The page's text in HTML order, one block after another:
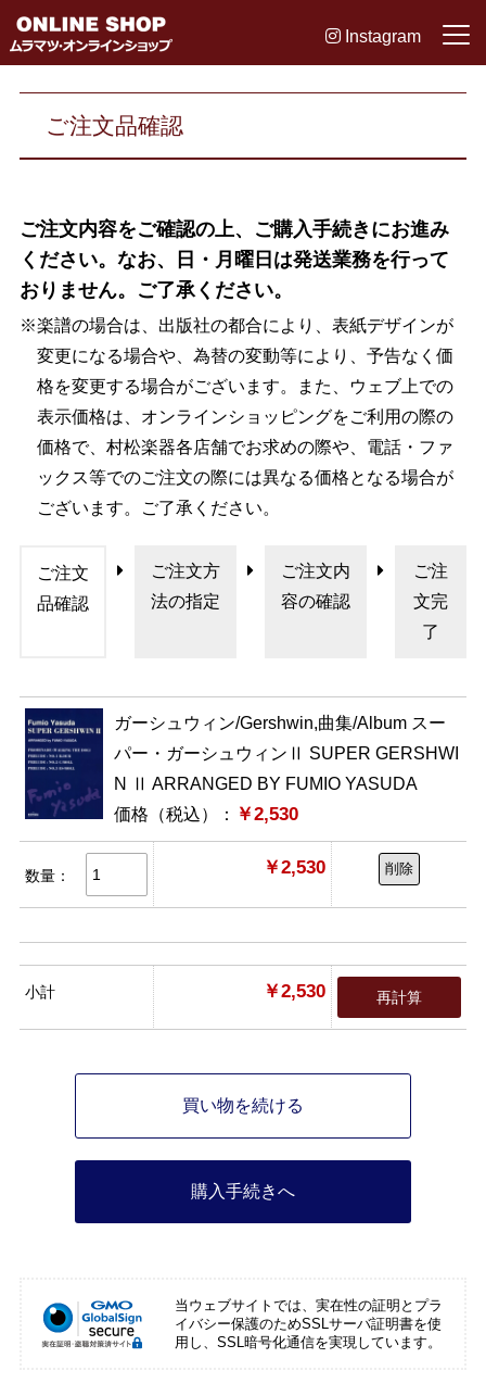
Instagram
ご注文品確認
ご注文内容をご確認の上、ご購入手続きにお進み
ください。なお、日・月曜日は発送業務を行って
おりません。ご了承ください。
※楽譜の場合は、出版社の都合により、表紙デザインが
変更になる場合や、為替の変動等により、予告なく価
格を変更する場合がございます。また、ウェブ上での
表示価格は、オンラインショッピングをご利用の際の
価格で、村松楽器各店舗でお求めの際や、電話・ファ
ックス等でのご注文の際には異なる価格となる場合が
ございます。ご了承ください。
ご注文
品確認
ご注文方
法の指定
ご注文内
容の確認
ご注
文完
了
ガーシュウィン/Gershwin,曲集/Album スー
パー・ガーシュウィンⅡ SUPER GERSHWI
N Ⅱ ARRANGED BY FUMIO YASUDA
価格（税込）：
￥2,530
数量： ￥2,530 削除
小計 ￥2,530 再計算
買い物を続ける
購入手続きへ
当ウェブサイトでは、実在性の証明とプラ
イバシー保護のためSSLサーバ証明書を使
用し、SSL暗号化通信を実現しています。